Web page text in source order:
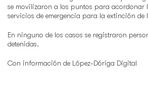
se movilizaron a los puntos para acordonar
servicios de emergencia para la extinción de
En ninguno de los casos se registraron
detenidas.
Con información de López-Dóriga Digital